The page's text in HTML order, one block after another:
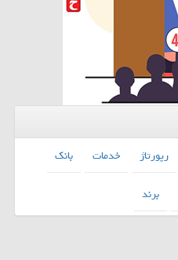
رپورتاژ خدمات
بانك
برند